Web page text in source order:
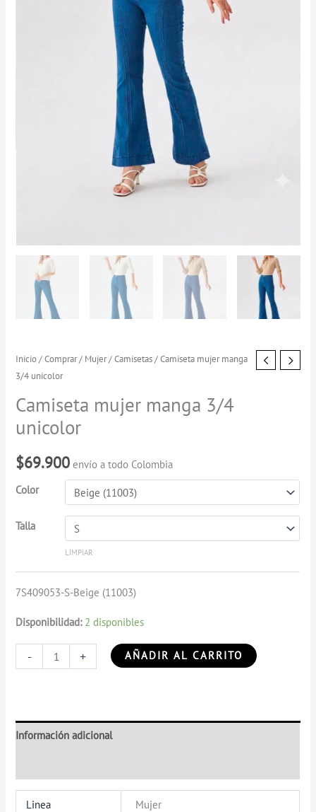
Inicio/Comprar/ Mujer/Camisetas/ Camiseta mujer manga
3/4 unicolor
Camiseta mujer manga 3/4
unicolor
$69.900 envío a todo Colombia
Color
Talla
LIMPIAR
7S409053-S-Beige (11003)
Disponibilidad: 2 disponibles
-
Camiseta
mujer
manga
3/4
unicolor
cantidad
+ AÑADIR AL CARRITO
Información adicional
Linea Mujer